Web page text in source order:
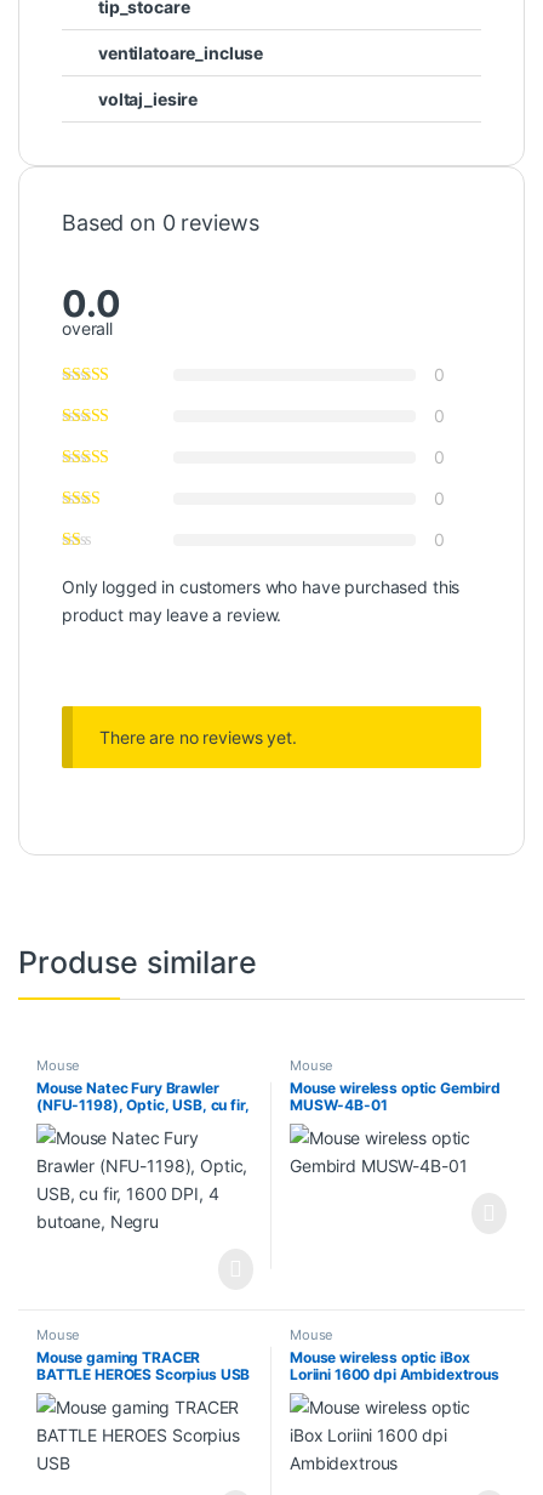
tip_stocare
ventilatoare_incluse
voltaj_iesire
Based on 0 reviews
0.0
overall
0
0
0
0
0
Only logged in customers who have purchased this
product may leave a review.
There are no reviews yet.
Produse similare
Mouse
Mouse Natec Fury Brawler
(NFU-1198), Optic, USB, cu fir,
1600 DPI, 4 butoane, Negru
Mouse
Mouse wireless optic Gembird
MUSW-4B-01
Mouse
Mouse gaming TRACER
BATTLE HEROES Scorpius USB
Mouse
Mouse wireless optic iBox
Loriini 1600 dpi Ambidextrous